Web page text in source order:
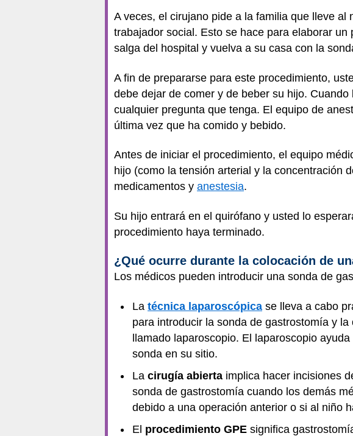
A veces, el cirujano pide a la familia que lleve
trabajador social. Esto se hace para elaborar
salga del hospital y vuelva a su casa con la
A fin de prepararse para este procedimiento,
debe dejar de comer y de beber su hijo.
cualquier pregunta que tenga. El equipo de
última vez que ha comido y bebido.
Antes de iniciar el procedimiento, el equipo
hijo (como la tensión arterial y la concentración
medicamentos y anestesia.
Su hijo entrará en el quirófano y usted lo
procedimiento haya terminado.
¿Qué ocurre durante la colocación de
Los médicos pueden introducir una sonda de
La técnica laparoscópica se lleva a cabo
para introducir la sonda de gastrostomía y
llamado laparoscopio. El laparoscopio
sonda en su sitio.
La cirugía abierta implica hacer incisiones
sonda de gastrostomía cuando los demás
debido a una operación anterior o si al niño
El procedimiento GPE significa